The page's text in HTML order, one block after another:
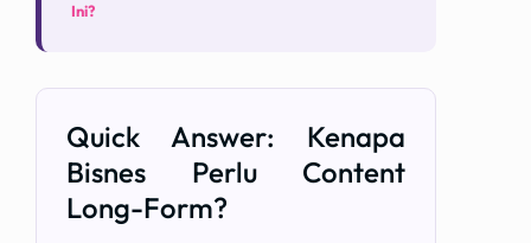
Ini?
Quick Answer: Kenapa
Bisnes Perlu Content
Long-Form?